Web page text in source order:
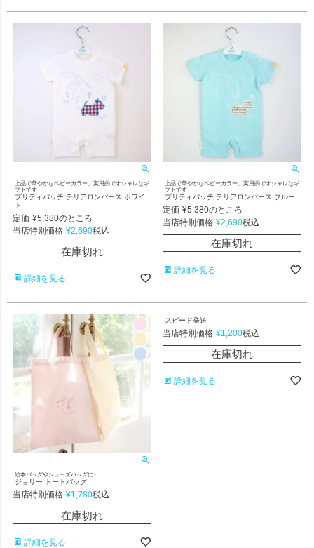
上品で華やかなベビーカラー。実用的でオシャレなギ
フトです
プリティパッチ テリアロンパース ホワイ
ト
定価 ¥5,380のところ
当店特別価格 ¥2,690税込
在庫切れ
詳細を見る
上品で華やかなベビーカラー。実用的でオシャレなギ
フトです
プリティパッチ テリアロンパース ブルー
定価 ¥5,380のところ
当店特別価格 ¥2,690税込
在庫切れ
詳細を見る
絵本バッグやシューズバッグに♪
ジョリー トートバッグ
当店特別価格 ¥1,780税込
在庫切れ
詳細を見る
スピード発送
当店特別価格 ¥1,200税込
在庫切れ
詳細を見る